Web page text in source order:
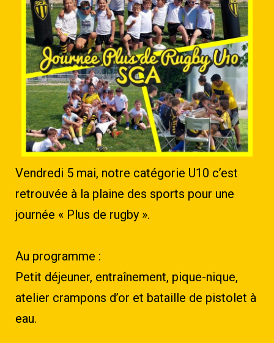
Vendredi 5 mai, notre catégorie U10 c’est
retrouvée à la plaine des sports pour une
journée « Plus de rugby ».
Au programme :
Petit déjeuner, entraînement, pique-nique,
atelier crampons d’or et bataille de pistolet à
eau.